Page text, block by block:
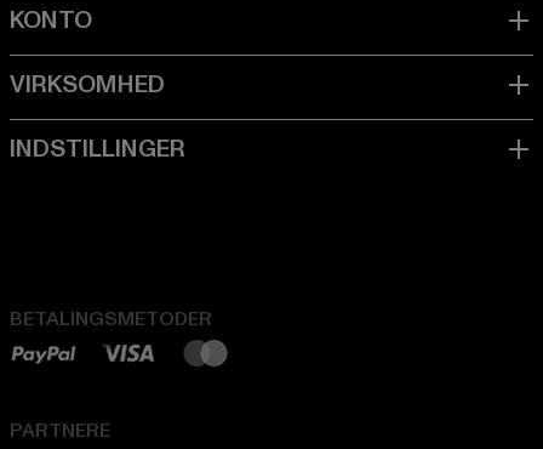
BETALINGSMETODER
PARTNERE